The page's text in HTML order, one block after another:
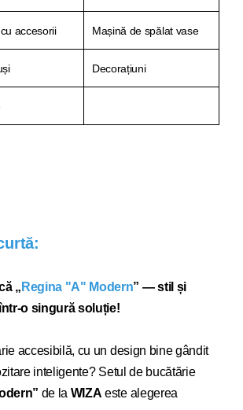
accesorii Mașină de spălat vase
Decorațiuni
„ Regina "A" Modern” — stil și
o singură soluție!
accesibilă, cu un design bine gândit
inteligente? Setul de bucătărie
” de la WIZA este alegerea